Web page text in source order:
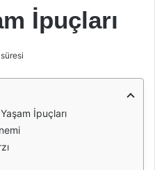
İpuçları
İpuçları